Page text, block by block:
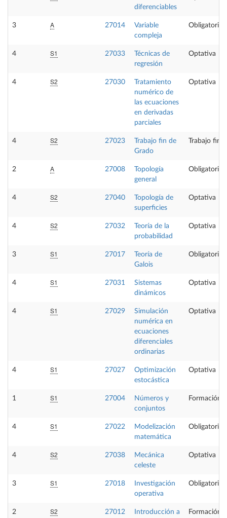
diferenciables
3 A 27014
Variable
compleja
Obligatoria
4 S1 27033
Técnicas de
regresión
Optativa
4 S2 27030
Tratamiento
numérico de
las ecuaciones
en derivadas
parciales
Optativa
4 S2 27023
Trabajo fin de
Grado
Trabajo fin
2 A 27008
Topología
general
Obligatoria
4 S2 27040
Topología de
superficies
Optativa
4 S2 27032
Teoría de la
probabilidad
Optativa
3 S1 27017
Teoría de
Galois
Obligatoria
4 S1 27031
Sistemas
dinámicos
Optativa
4 S1 27029
Simulación
numérica en
ecuaciones
diferenciales
ordinarias
Optativa
4 S1 27027
Optimización
estocástica
Optativa
1 S1 27004
Números y
conjuntos
Formación
4 S1 27022
Modelización
matemática
Obligatoria
4 S2 27038
Mecánica
celeste
Optativa
3 S1 27018
Investigación
operativa
Obligatoria
2 S2 27012 Introducción a Formación